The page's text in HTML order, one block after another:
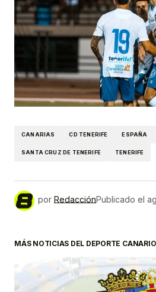
CANARIAS CD TENERIFE ESPAÑA
SANTA CRUZ DE TENERIFE TENERIFE
por RedacciónPublicado el
MÁS NOTICIAS DEL DEPORTE CANARIO